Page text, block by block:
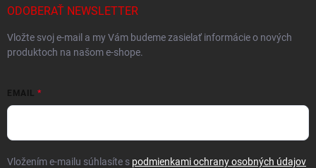
ODOBERAŤ NEWSLETTER
Vložte svoj e-mail a my Vám budeme zasielať informácie o nových
produktoch na našom e-shope.
EMAIL
Vložením e-mailu súhlasíte s podmienkami ochrany osobných údajov